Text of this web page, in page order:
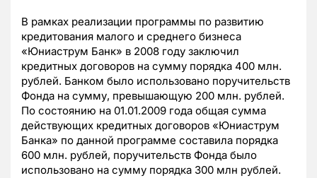
В рамках реализации программы по развитию
кредитования малого и среднего бизнеса
«Юниаструм Банк» в 2008 году заключил
кредитных договоров на сумму порядка 400 млн.
рублей. Банком было использовано поручительств
Фонда на сумму, превышающую 200 млн. рублей.
По состоянию на 01.01.2009 года общая сумма
действующих кредитных договоров «Юниаструм
Банка» по данной программе составила порядка
600 млн. рублей, поручительств Фонда было
использовано на сумму порядка 300 млн рублей.